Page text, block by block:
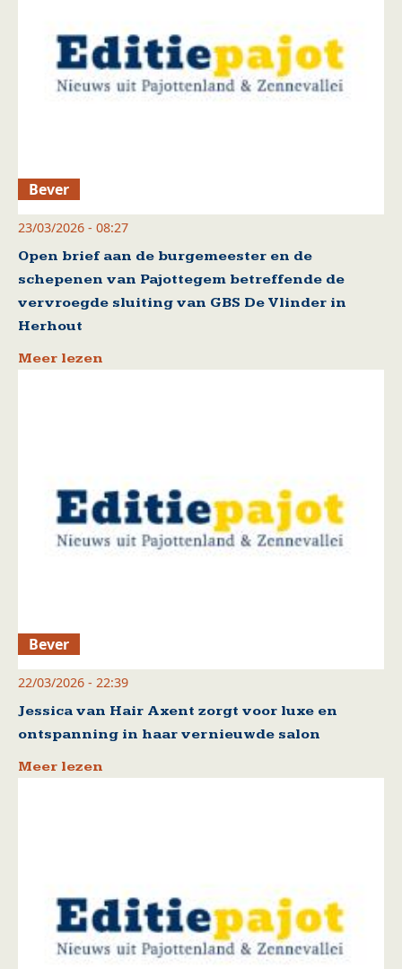
Bever
23/03/2026 - 08:27
Open brief aan de burgemeester en de
schepenen van Pajottegem betreffende de
vervroegde sluiting van GBS De Vlinder in
Herhout
Meer lezen
Bever
22/03/2026 - 22:39
Jessica van Hair Axent zorgt voor luxe en
ontspanning in haar vernieuwde salon
Meer lezen